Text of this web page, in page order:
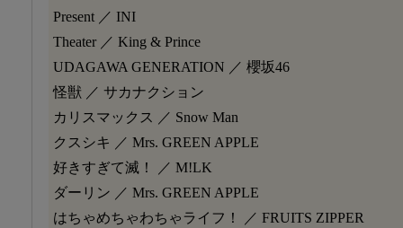
Present ／ INI
Theater ／ King & Prince
UDAGAWA GENERATION ／ 櫻坂46
怪獣 ／ サカナクション
カリスマックス ／ Snow Man
クスシキ ／ Mrs. GREEN APPLE
好きすぎて滅！ ／ M!LK
ダーリン ／ Mrs. GREEN APPLE
はちゃめちゃわちゃライフ！ ／ FRUITS ZIPPER